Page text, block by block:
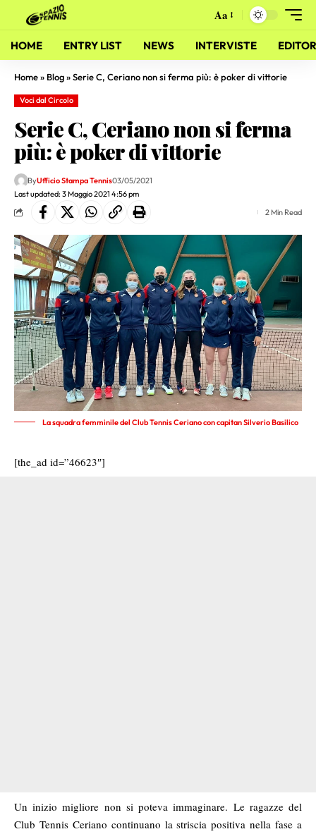
Aa
HOME ENTRY LIST NEWS INTERVISTE
Home» Blog»Serie C, Ceriano non si ferma più: è poker di vittorie
Voci dal Circolo
Serie C, Ceriano non si ferma
più: è poker di vittorie
Last updated: 3 Maggio 2021 4:56 pm
ByUfficio Stampa Tennis03/05/2021
2 Min Read
La squadra femminile del Club Tennis Ceriano con capitan Silverio Basilico
[the_ad id=”46623″]
Un inizio migliore non si poteva immaginare. Le ragazze del
Club Tennis Ceriano continuano la striscia positiva nella fase a